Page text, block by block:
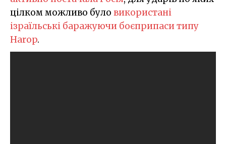
цілком можливо було використані
ізраїльські баражуючи боєприпаси типу
Harop.